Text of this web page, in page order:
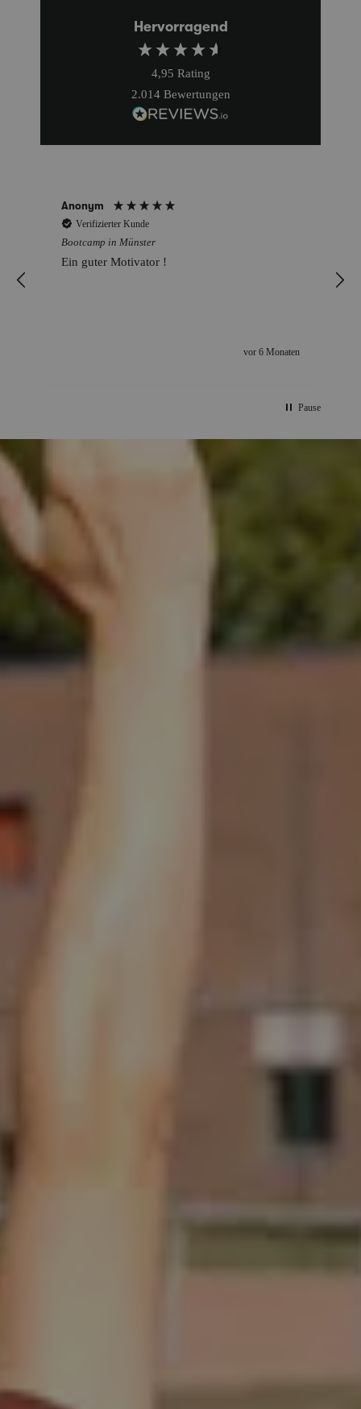
Hervorragend
4,95 Rating
2.014 Bewertungen
Anonym
Verifizierter Kunde
Bootcamp in Münster
Ein guter Motivator !
vor 6 Monaten
Pause